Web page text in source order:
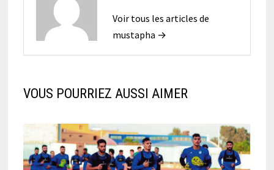
Voir tous les articles de
mustapha →
VOUS POURRIEZ AUSSI AIMER